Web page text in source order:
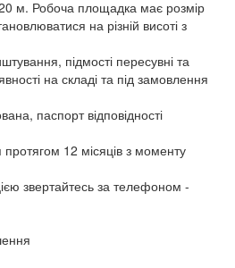
м. Робоча площадка має розмір
на різній висоті з
підмості пересувні та
на складі та під замовлення
паспорт відповідності
протягом 12 місяців з моменту
звертайтесь за телефоном -